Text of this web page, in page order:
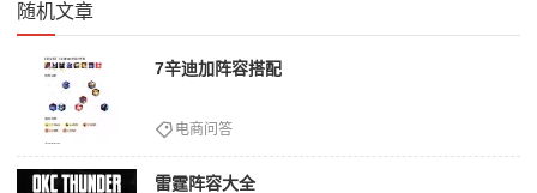
随机文章
7辛迪加阵容搭配
电商问答
雷霆阵容大全